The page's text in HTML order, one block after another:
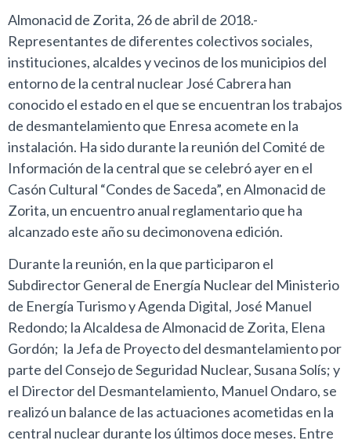
Almonacid de Zorita, 26 de abril de 2018.-
Representantes de diferentes colectivos sociales,
instituciones, alcaldes y vecinos de los municipios del
entorno de la central nuclear José Cabrera han
conocido el estado en el que se encuentran los trabajos
de desmantelamiento que Enresa acomete en la
instalación. Ha sido durante la reunión del Comité de
Información de la central que se celebró ayer en el
Casón Cultural “Condes de Saceda”, en Almonacid de
Zorita, un encuentro anual reglamentario que ha
alcanzado este año su decimonovena edición.
Durante la reunión, en la que participaron el
Subdirector General de Energía Nuclear del Ministerio
de Energía Turismo y Agenda Digital, José Manuel
Redondo; la Alcaldesa de Almonacid de Zorita, Elena
Gordón; la Jefa de Proyecto del desmantelamiento por
parte del Consejo de Seguridad Nuclear, Susana Solís; y
el Director del Desmantelamiento, Manuel Ondaro, se
realizó un balance de las actuaciones acometidas en la
central nuclear durante los últimos doce meses. Entre